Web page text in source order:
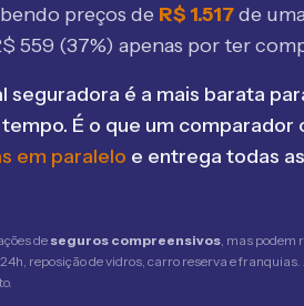
preços de R$ 1.517de
559 (37%) apenas por ter
seguradora é a mais barata
É o que um
em paralelo e entrega todas
de seguros compreensivos, mas podem
reposição de vidros, carro reserva e